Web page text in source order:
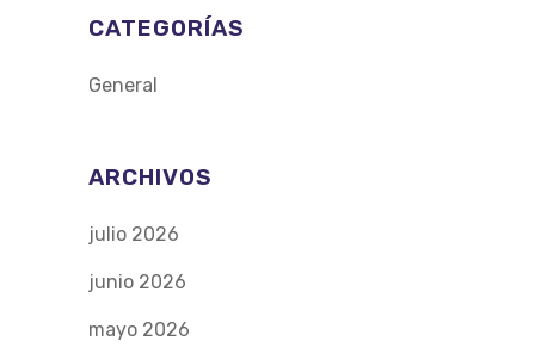
CATEGORÍAS
General
ARCHIVOS
julio 2026
junio 2026
mayo 2026